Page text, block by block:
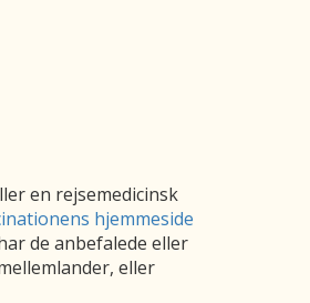
en rejsemedicinsk
hjemmeside
de anbefalede eller
eller